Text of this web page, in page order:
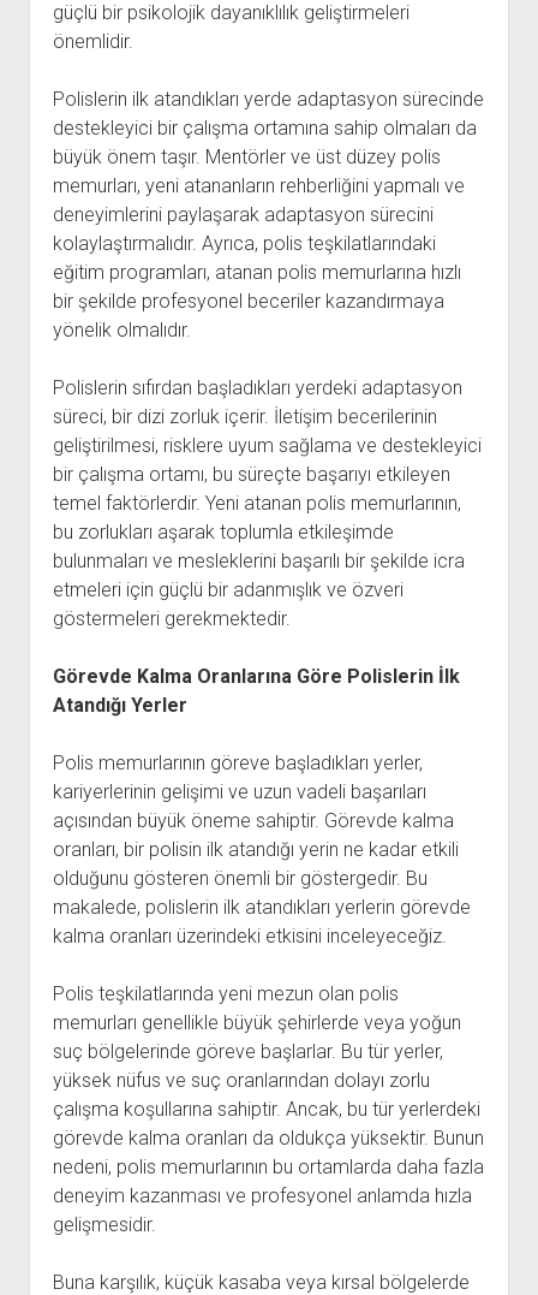
güçlü bir psikolojik dayanıklılık geliştirmeleri
önemlidir.
Polislerin ilk atandıkları yerde adaptasyon sürecinde
destekleyici bir çalışma ortamına sahip olmaları da
büyük önem taşır. Mentörler ve üst düzey polis
memurları, yeni atananların rehberliğini yapmalı ve
deneyimlerini paylaşarak adaptasyon sürecini
kolaylaştırmalıdır. Ayrıca, polis teşkilatlarındaki
eğitim programları, atanan polis memurlarına hızlı
bir şekilde profesyonel beceriler kazandırmaya
yönelik olmalıdır.
Polislerin sıfırdan başladıkları yerdeki adaptasyon
süreci, bir dizi zorluk içerir. İletişim becerilerinin
geliştirilmesi, risklere uyum sağlama ve destekleyici
bir çalışma ortamı, bu süreçte başarıyı etkileyen
temel faktörlerdir. Yeni atanan polis memurlarının,
bu zorlukları aşarak toplumla etkileşimde
bulunmaları ve mesleklerini başarılı bir şekilde icra
etmeleri için güçlü bir adanmışlık ve özveri
göstermeleri gerekmektedir.
Görevde Kalma Oranlarına Göre Polislerin İlk
Atandığı Yerler
Polis memurlarının göreve başladıkları yerler,
kariyerlerinin gelişimi ve uzun vadeli başarıları
açısından büyük öneme sahiptir. Görevde kalma
oranları, bir polisin ilk atandığı yerin ne kadar etkili
olduğunu gösteren önemli bir göstergedir. Bu
makalede, polislerin ilk atandıkları yerlerin görevde
kalma oranları üzerindeki etkisini inceleyeceğiz.
Polis teşkilatlarında yeni mezun olan polis
memurları genellikle büyük şehirlerde veya yoğun
suç bölgelerinde göreve başlarlar. Bu tür yerler,
yüksek nüfus ve suç oranlarından dolayı zorlu
çalışma koşullarına sahiptir. Ancak, bu tür yerlerdeki
görevde kalma oranları da oldukça yüksektir. Bunun
nedeni, polis memurlarının bu ortamlarda daha fazla
deneyim kazanması ve profesyonel anlamda hızla
gelişmesidir.
Buna karşılık, küçük kasaba veya kırsal bölgelerde